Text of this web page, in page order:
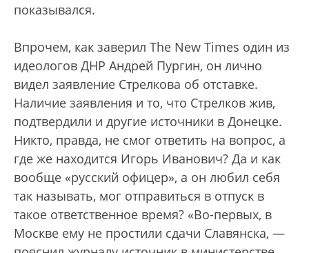
показывался.
Впрочем, как заверил The New Times один из
идеологов ДНР Андрей Пургин, он лично
видел заявление Стрелкова об отставке.
Наличие заявления и то, что Стрелков жив,
подтвердили и другие источники в Донецке.
Никто, правда, не смог ответить на вопрос, а
где же находится Игорь Иванович? Да и как
вообще «русский офицер», а он любил себя
так называть, мог отправиться в отпуск в
такое ответственное время? «Во-первых, в
Москве ему не простили сдачи Славянска, —